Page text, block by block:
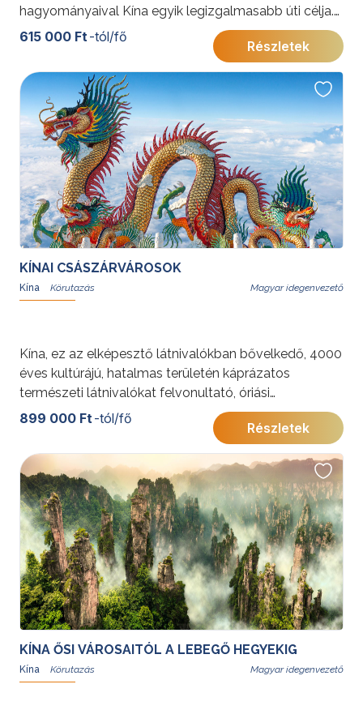
hagyományaival Kína egyik legizgalmasabb úti célja.
A csoportos városlátogatás során a Yu Yuan kert, a
Bund híres sétánya, a modern Pudong negyed és a
város történelmi hangulatú utcái várják az utazókat. A
közvetlen repülőjáratnak és a magyar
idegenvezetésnek köszönhetően az utazás
kényelmes, a fakultatív programok pedig még
színesebbé teszik az élményt.
További érdekességekért Kínáról kattintson ide.
615 000 Ft -tól/fő
Részletek
KÍNAI CSÁSZÁRVÁROSOK
Kína Magyar idegenvezető
Kína, ez az elképesztő látnivalókban bővelkedő, 4000
éves kultúrájú, hatalmas területén káprázatos
természeti látnivalókat felvonultató, óriási
metropoliszaival és elfeledett falvaival ámulatba ejtő
ország lenyűgöző élmény. A körutazás a
legfontosabb látnivalókat ismerteti Peking, X’ian,
Sanghaj útvonalon.
További érdekességekért Kínáról kattintson ide.
899 000 Ft -tól/fő
Részletek
KÍNA ŐSI VÁROSAITÓL A LEBEGŐ HEGYEKIG
Kína Magyar idegenvezető